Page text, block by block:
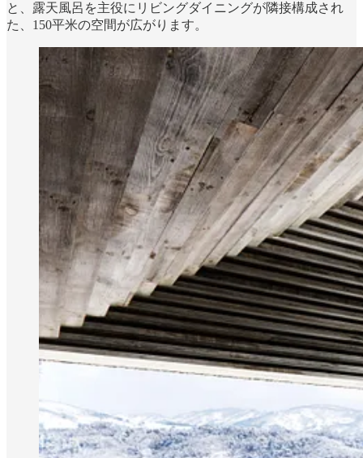
と、露天風呂を主役にリビングダイニングが隣接構成され
た、150平米の空間が広がります。